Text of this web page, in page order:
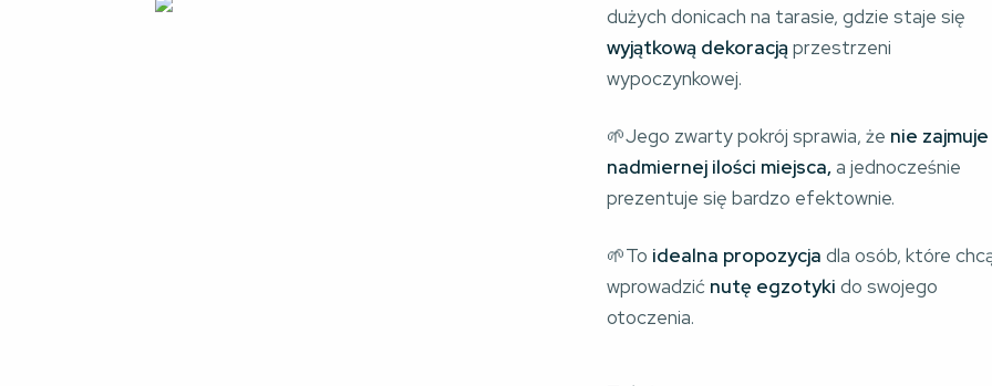
dużych donicach na tarasie, gdzie staje się
wyjątkową dekoracją przestrzeni
wypoczynkowej.
🌱Jego zwarty pokrój sprawia, że nie
nadmiernej ilości miejsca, a jednocześnie
prezentuje się bardzo efektownie.
🌱To idealna propozycja dla osób, które
wprowadzić nutę egzotyki do swojego
otoczenia.